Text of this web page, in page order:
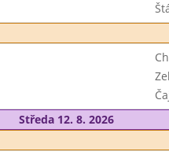
Středa 12. 8. 2026